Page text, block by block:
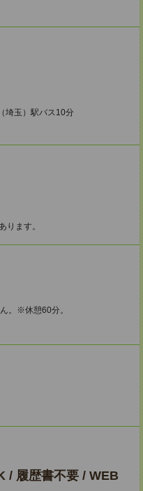
埼玉）駅バス10分
ます。
。※休憩60分。
/ 履歴書不要 / WEB